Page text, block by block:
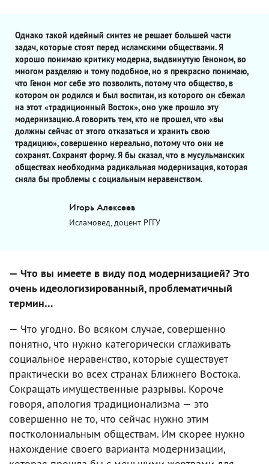
Однако такой идейный синтез не решает большей части
задач, которые стоят перед исламскими обществами. Я
хорошо понимаю критику модерна, выдвинутую Геноном, во
многом разделяю и тому подобное, но я прекрасно понимаю,
что Генон мог себе это позволить, потому что общество, в
котором он родился и был воспитан, из которого он сбежал
на этот «традиционный Восток», оно уже прошло эту
модернизацию. А говорить тем, кто не прошел, что «вы
должны сейчас от этого отказаться и хранить свою
традицию», совершенно нереально, потому что они не
сохранят. Сохранят форму. Я бы сказал, что в мусульманских
обществах необходима радикальная модернизация, которая
сняла бы проблемы с социальным неравенством.
Игорь Алексеев
Исламовед, доцент РГГУ
— Что вы имеете в виду под модернизацией? Это
очень идеологизированный, проблематичный
термин…
— Что угодно. Во всяком случае, совершенно
понятно, что нужно категорически сглаживать
социальное неравенство, которые существует
практически во всех странах Ближнего Востока.
Сокращать имущественные разрывы. Короче
говоря, апология традиционализма — это
совершенно не то, что сейчас нужно этим
постколониальным обществам. Им скорее нужно
нахождение своего варианта модернизации,